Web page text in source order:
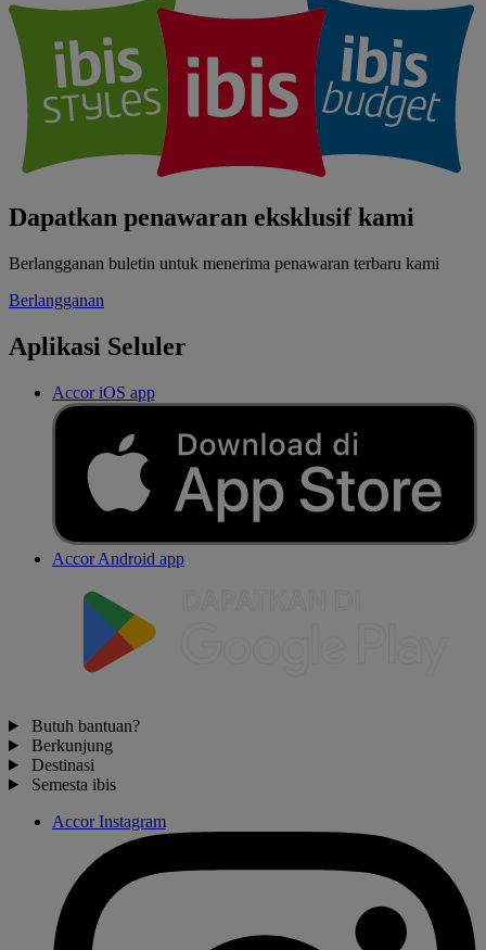
Dapatkan penawaran eksklusif kami
Berlangganan buletin untuk menerima penawaran terbaru kami
Berlangganan
Aplikasi Seluler
Accor iOS app
Accor Android app
Butuh bantuan?
Berkunjung
Destinasi
Semesta ibis
Accor Instagram